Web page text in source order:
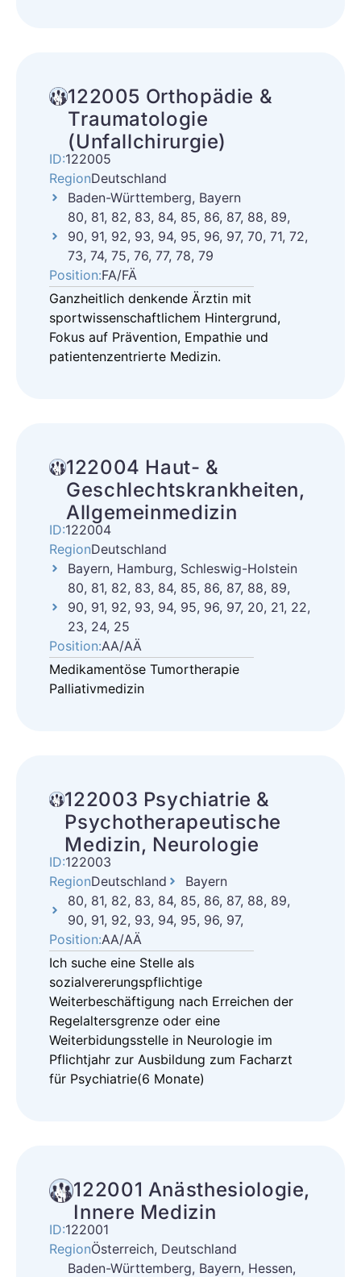
122005 Orthopädie &
Traumatologie
(Unfallchirurgie)
ID:122005
RegionDeutschland
Baden-Württemberg, Bayern
80, 81, 82, 83, 84, 85, 86, 87, 88, 89,
90, 91, 92, 93, 94, 95, 96, 97, 70, 71, 72,
73, 74, 75, 76, 77, 78, 79
Position:FA/FÄ
Ganzheitlich denkende Ärztin mit
sportwissenschaftlichem Hintergrund,
Fokus auf Prävention, Empathie und
patientenzentrierte Medizin.
122004 Haut- &
Geschlechtskrankheiten,
Allgemeinmedizin
ID:122004
RegionDeutschland
Bayern, Hamburg, Schleswig-Holstein
80, 81, 82, 83, 84, 85, 86, 87, 88, 89,
90, 91, 92, 93, 94, 95, 96, 97, 20, 21, 22,
23, 24, 25
Position:AA/AÄ
Medikamentöse Tumortherapie
Palliativmedizin
122003 Psychiatrie &
Psychotherapeutische
Medizin, Neurologie
ID:122003
RegionDeutschland
Bayern
80, 81, 82, 83, 84, 85, 86, 87, 88, 89,
90, 91, 92, 93, 94, 95, 96, 97,
Position:AA/AÄ
Ich suche eine Stelle als
sozialvererungspflichtige
Weiterbeschäftigung nach Erreichen der
Regelaltersgrenze oder eine
Weiterbidungsstelle in Neurologie im
Pflichtjahr zur Ausbildung zum Facharzt
für Psychiatrie(6 Monate)
122001 Anästhesiologie,
Innere Medizin
ID:122001
RegionÖsterreich, Deutschland
Baden-Württemberg, Bayern, Hessen,